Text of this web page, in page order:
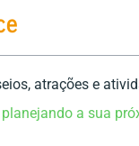
atrações e
planejando a sua